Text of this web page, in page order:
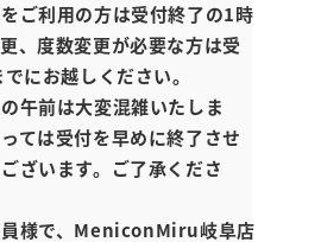
ご利用の方は受付終了の1時
、度数変更が必要な方は受
にお越しください。
午前は大変混雑いたしま
ては受付を早めに終了させ
ざいます。ご了承くださ
様で、MeniconMiru岐阜店